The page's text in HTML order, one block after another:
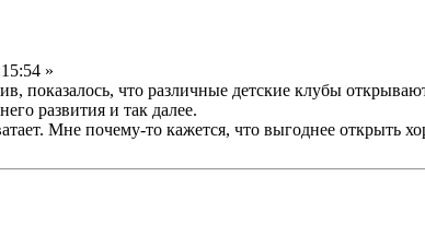
»
показалось, что различные детские клубы
развития и так далее.
Мне почему-то кажется, что выгоднее